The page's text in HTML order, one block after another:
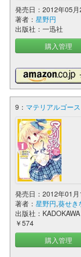
発売日：2012年05月
著者： 星野円
出版社：一迅社
購入管理
9： マテリアルゴー
発売日：2012年01月
著者： 星野円,葵せき
出版社：KADOKAWA
￥574
購入管理